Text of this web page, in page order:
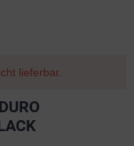
lieferbar.